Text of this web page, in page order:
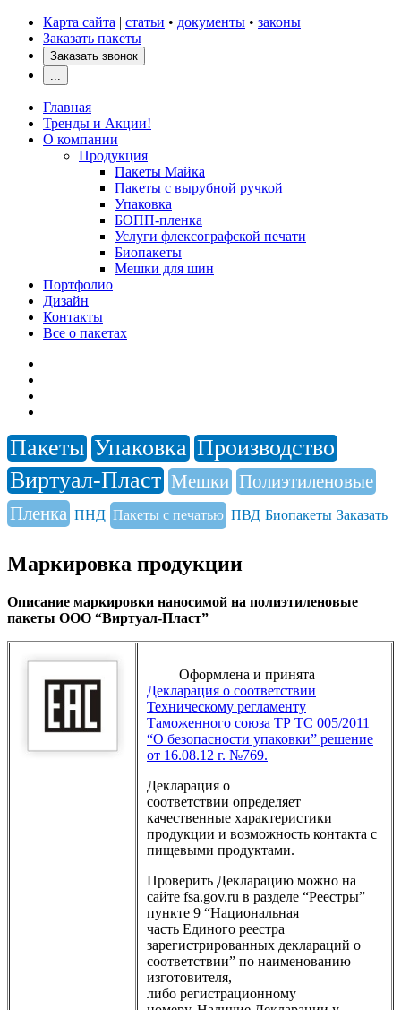
Карта сайта | статьи • документы • законы
Заказать пакеты
Заказать звонок
...
Главная
Тренды и Акции!
О компании
Продукция
Пакеты Майка
Пакеты с вырубной ручкой
Упаковка
БОПП-пленка
Услуги флексографской печати
Биопакеты
Мешки для шин
Портфолио
Дизайн
Контакты
Все о пакетах
Пакеты Упаковка Производство
Виртуал-Пласт Мешки Полиэтиленовые
Пленка ПНД Пакеты с печатью ПВД Биопакеты Заказать
Маркировка продукции
Описание маркировки наносимой на полиэтиленовые
пакеты ООО “Виртуал-Пласт”
Оформлена и принята
Декларация о соответствии
Техническому регламенту
Таможенного союза ТР ТС 005/2011
“О безопасности упаковки” решение
от 16.08.12 г. №769.
Декларация о
соответствии определяет
качественные характеристики
продукции и возможность контакта с
пищевыми продуктами.
Проверить Декларацию можно на
сайте fsa.gov.ru в разделе “Реестры”
пункте 9 “Национальная
часть Единого реестра
зарегистрированных деклараций о
соответствии” по наименованию
изготовителя,
либо регистрационному